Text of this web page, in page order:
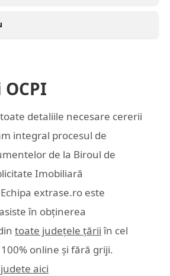
detaliile necesare cererii
integral procesul de
de la Biroul de
Imobiliară
extrase.ro este
în obținerea
toate județele țării în cel
online și fără griji.
aici